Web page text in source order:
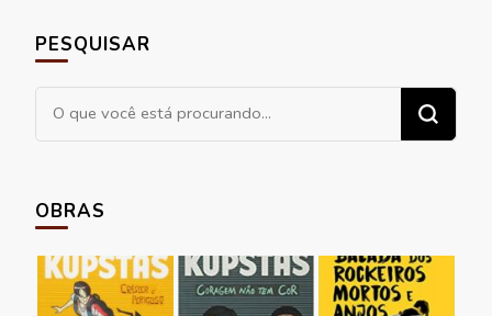
PESQUISAR
Procurando
algo?
OBRAS